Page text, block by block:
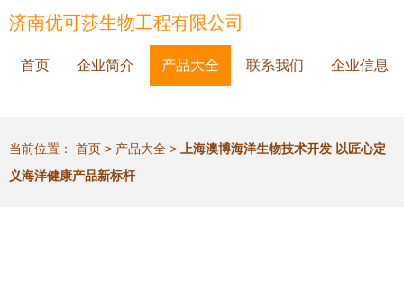
济南优可莎生物工程有限公司
首页 企业简介 产品大全 联系我们 企业信息
当前位置： 首页 > 产品大全 >
上海澳博海洋生物技术开发 以匠心定
义海洋健康产品新标杆